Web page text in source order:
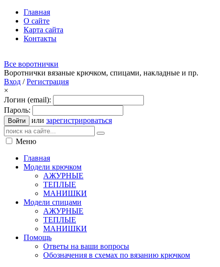
Главная
О сайте
Карта сайта
Контакты
Все воротнички
Воротнички вязаные крючком, спицами, накладные и пр.
Вход /Регистрация
×
Логин (email):
Пароль:
Войти или зарегистрироваться
Меню
Главная
Модели крючком
АЖУРНЫЕ
ТЕПЛЫЕ
МАНИШКИ
Модели спицами
АЖУРНЫЕ
ТЕПЛЫЕ
МАНИШКИ
Помощь
Ответы на ваши вопросы
Обозначения в схемах по вязанию крючком